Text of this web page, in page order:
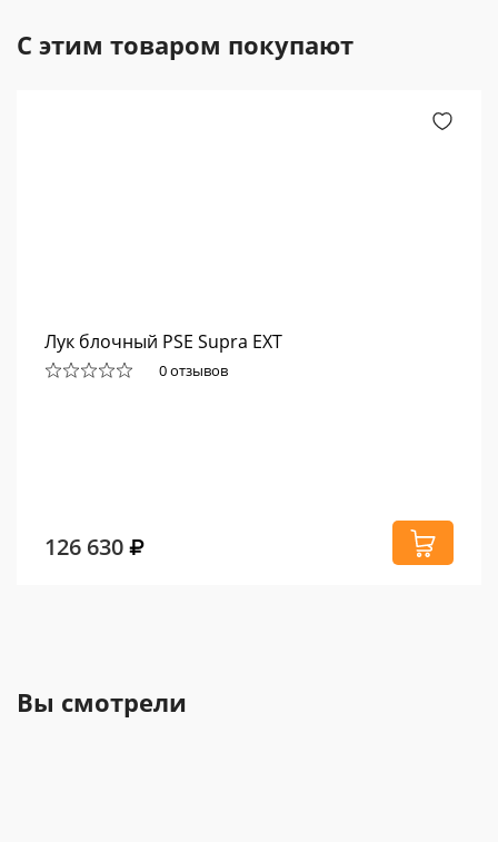
С этим товаром покупают
Лук блочный PSE Supra EXT
0 отзывов
126 630
Вы смотрели